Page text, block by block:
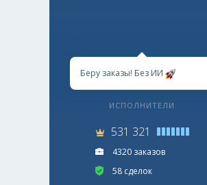
Беру заказы! Без ИИ
ИСПОЛНИТЕЛИ
531 321
4320 заказов
58 сделок